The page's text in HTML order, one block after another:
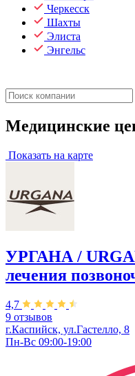
Черкесск
Шахты
Элиста
Энгельс
Медицинские
Показать на карте
УРГАНА /
лечения
4,7
9 отзывов
г.Каспийск, ул.Гастелло, 8
Пн-Вс 09:00-19:00